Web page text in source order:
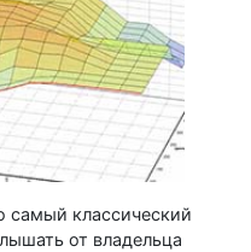
самый классический
от владельца